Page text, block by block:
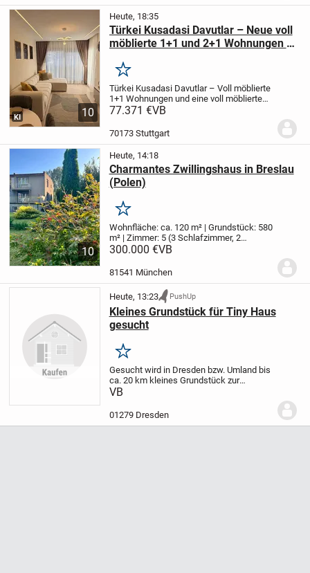
10
KI
Heute, 18:35
Türkei Kusadasi Davutlar – Neue voll
möblierte 1+1 und 2+1 Wohnungen zu
Merken
Türkei Kusadasi Davutlar – Voll möblierte
1+1 Wohnungen und eine voll möblierte
2+1 WohnungUnsere Wohnungen sind
der Nähe von Supermärkten, dem
Gesundheitszent...
77.371 €VB
70173 Stuttgart
10
Heute, 14:18
Charmantes Zwillingshaus in Breslau
(Polen)
Merken
Wohnfläche: ca. 120 m² | Grundstück: 580
m² | Zimmer: 5 (3 Schlafzimmer, 2
Wohnzimmer) | Baujahr: 1970er
(Doppelhaushälfte) aus den 1970er
300.000 €VB
81541 München
Heute, 13:23 PushUp
Kleines Grundstück für Tiny Haus
gesucht
Merken
Gesucht wird in Dresden bzw. Umland bis
ca. 20 km kleines Grundstück zur
Pacht/Miete/Kauf für Stellung eines Tiny
VB
01279 Dresden